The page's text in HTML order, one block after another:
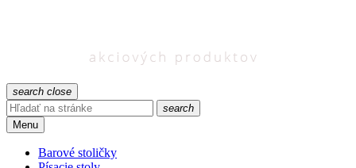
search close
search
Menu
Barové stoličky